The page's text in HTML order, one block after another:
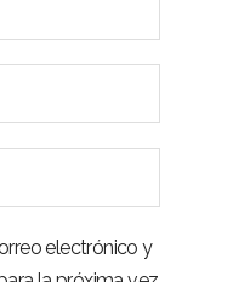
electrónico y